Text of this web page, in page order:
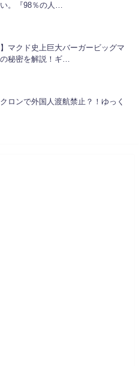
。『98％の人…
】マクド史上巨大バーガービッグマ
秘密を解説！ギ…
ロンで外国人渡航禁止？！ゆっく